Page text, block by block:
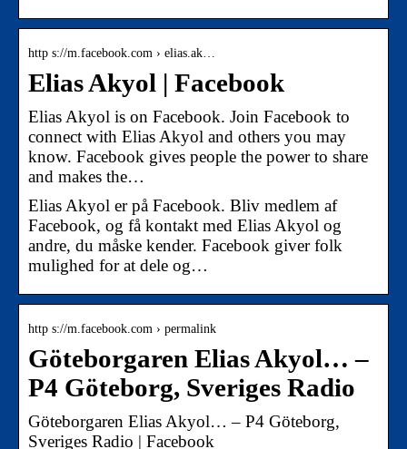
http s://m.facebook.com › elias.ak…
Elias Akyol | Facebook
Elias Akyol is on Facebook. Join Facebook to
connect with Elias Akyol and others you may
know. Facebook gives people the power to share
and makes the…
Elias Akyol er på Facebook. Bliv medlem af
Facebook, og få kontakt med Elias Akyol og
andre, du måske kender. Facebook giver folk
mulighed for at dele og…
http s://m.facebook.com › permalink
Göteborgaren Elias Akyol… –
P4 Göteborg, Sveriges Radio
Göteborgaren Elias Akyol… – P4 Göteborg,
Sveriges Radio | Facebook